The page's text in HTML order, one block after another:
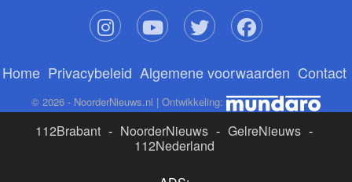
Home Privacybeleid Algemene voorwaarden Contact
© 2026 - NoorderNieuws.nl | Ontwikkeling:
112Brabant - NoorderNieuws - GelreNieuws -
112Nederland